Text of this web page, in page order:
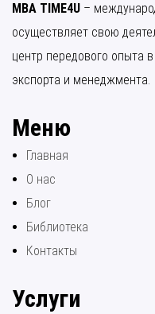
MBA TIME4U –
осуществляет свою
центр передового опыта
экспорта и менеджмента.
Меню
Главная
О нас
Блог
Библиотека
Контакты
Услуги